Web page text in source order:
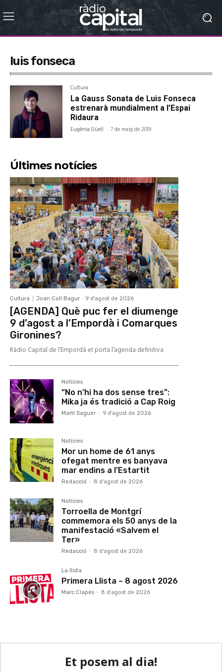
luis fonseca
Cultura
La Gauss Sonata de Luis Fonseca
estrenarà mundialment a l’Espai
Ridaura
Eugènia Güell - 7 de maig de 2019
Últimes notícies
Cultura Joan Coll Bagur - 9 d'agost de 2026
[AGENDA] Què puc fer el diumenge
9 d’agost a l’Empordà i Comarques
Gironines?
Ràdio Capital de l’Empordà et porta l’agenda definitiva
Notícies
“No n’hi ha dos sense tres”:
Mika ja és tradició a Cap Roig
Martí Saguer - 9 d'agost de 2026
Notícies
Mor un home de 61 anys
ofegat mentre es banyava
mar endins a l’Estartit
Redacció - 8 d'agost de 2026
Notícies
Torroella de Montgrí
commemora els 50 anys de la
manifestació «Salvem el
Ter»
Redacció - 8 d'agost de 2026
La llista
Primera Llista – 8 agost 2026
Marc Clapés - 8 d'agost de 2026